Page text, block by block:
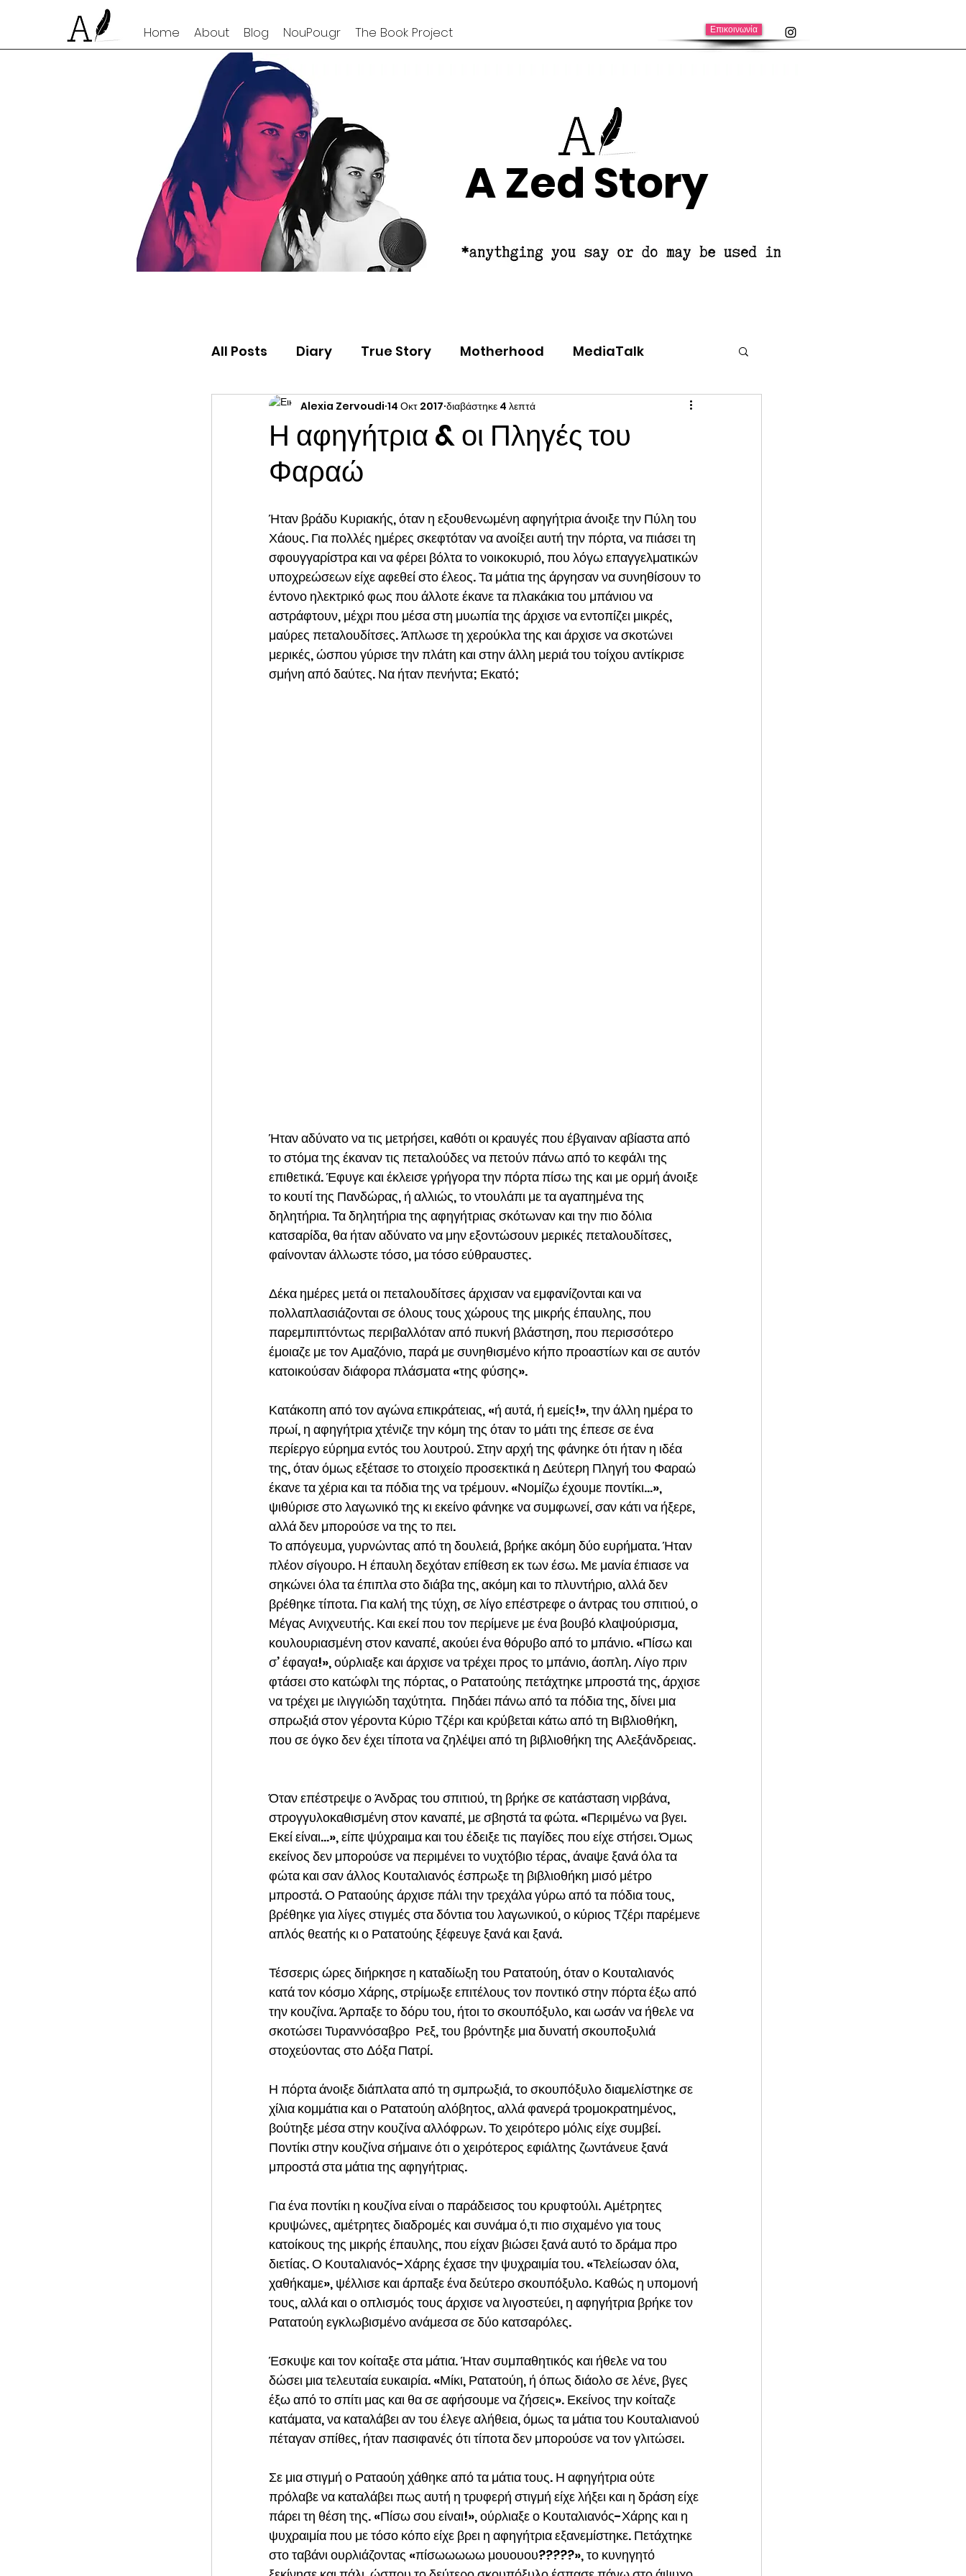
Home About Blog NouPou.gr The Book Project Επικοινωνία
A Zed Story
All Posts Diary True Story Motherhood MediaTalk
Low Society Just Fiction
Η αφηγήτρια & οι Πληγές του
Φαραώ
Alexia Zervoudi 14 Οκτ 2017 διαβάστηκε 4 λεπτά
Ήταν βράδυ Κυριακής, όταν η εξουθενωμένη αφηγήτρια άνοιξε την Πύλη του
Χάους. Για πολλές ημέρες σκεφτόταν να ανοίξει αυτή την πόρτα, να πιάσει τη
σφουγγαρίστρα και να φέρει βόλτα το νοικοκυριό, που λόγω επαγγελματικών
υποχρεώσεων είχε αφεθεί στο έλεος. Τα μάτια της άργησαν να συνηθίσουν το
έντονο ηλεκτρικό φως που άλλοτε έκανε τα πλακάκια του μπάνιου να
αστράφτουν, μέχρι που μέσα στη μυωπία της άρχισε να εντοπίζει μικρές,
μαύρες πεταλουδίτσες. Άπλωσε τη χερούκλα της και άρχισε να σκοτώνει
μερικές, ώσπου γύρισε την πλάτη και στην άλλη μεριά του τοίχου αντίκρισε
σμήνη από δαύτες. Να ήταν πενήντα; Εκατό;
Ήταν αδύνατο να τις μετρήσει, καθότι οι κραυγές που έβγαιναν αβίαστα από
το στόμα της έκαναν τις πεταλούδες να πετούν πάνω από το κεφάλι της
επιθετικά. Έφυγε και έκλεισε γρήγορα την πόρτα πίσω της και με ορμή άνοιξε
το κουτί της Πανδώρας, ή αλλιώς, το ντουλάπι με τα αγαπημένα της
δηλητήρια. Τα δηλητήρια της αφηγήτριας σκότωναν και την πιο δόλια
κατσαρίδα, θα ήταν αδύνατο να μην εξοντώσουν μερικές πεταλουδίτσες,
φαίνονταν άλλωστε τόσο, μα τόσο εύθραυστες.
Δέκα ημέρες μετά οι πεταλουδίτσες άρχισαν να εμφανίζονται και να
πολλαπλασιάζονται σε όλους τους χώρους της μικρής έπαυλης, που
παρεμπιπτόντως περιβαλλόταν από πυκνή βλάστηση, που περισσότερο
έμοιαζε με τον Αμαζόνιο, παρά με συνηθισμένο κήπο προαστίων και σε αυτόν
κατοικούσαν διάφορα πλάσματα «της φύσης».
Κατάκοπη από τον αγώνα επικράτειας, «ή αυτά, ή εμείς!», την άλλη ημέρα το
πρωί, η αφηγήτρια χτένιζε την κόμη της όταν το μάτι της έπεσε σε ένα
περίεργο εύρημα εντός του λουτρού. Στην αρχή της φάνηκε ότι ήταν η ιδέα
της, όταν όμως εξέτασε το στοιχείο προσεκτικά η Δεύτερη Πληγή του Φαραώ
έκανε τα χέρια και τα πόδια της να τρέμουν. «Νομίζω έχουμε ποντίκι…»,
ψιθύρισε στο λαγωνικό της κι εκείνο φάνηκε να συμφωνεί, σαν κάτι να ήξερε,
αλλά δεν μπορούσε να της το πει.
Το απόγευμα, γυρνώντας από τη δουλειά, βρήκε ακόμη δύο ευρήματα. Ήταν
πλέον σίγουρο. Η έπαυλη δεχόταν επίθεση εκ των έσω. Με μανία έπιασε να
σηκώνει όλα τα έπιπλα στο διάβα της, ακόμη και το πλυντήριο, αλλά δεν
βρέθηκε τίποτα. Για καλή της τύχη, σε λίγο επέστρεφε ο άντρας του σπιτιού, ο
Μέγας Ανιχνευτής. Και εκεί που τον περίμενε με ένα βουβό κλαψούρισμα,
κουλουριασμένη στον καναπέ, ακούει ένα θόρυβο από το μπάνιο. «Πίσω και
σ’ έφαγα!», ούρλιαξε και άρχισε να τρέχει προς το μπάνιο, άοπλη. Λίγο πριν
φτάσει στο κατώφλι της πόρτας, ο Ρατατούης πετάχτηκε μπροστά της, άρχισε
να τρέχει με ιλιγγιώδη ταχύτητα.  Πηδάει πάνω από τα πόδια της, δίνει μια
σπρωξιά στον γέροντα Κύριο Τζέρι και κρύβεται κάτω από τη Βιβλιοθήκη,
που σε όγκο δεν έχει τίποτα να ζηλέψει από τη βιβλιοθήκη της Αλεξάνδρειας.
Όταν επέστρεψε ο Άνδρας του σπιτιού, τη βρήκε σε κατάσταση νιρβάνα,
στρογγυλοκαθισμένη στον καναπέ, με σβηστά τα φώτα. «Περιμένω να βγει.
Εκεί είναι…», είπε ψύχραιμα και του έδειξε τις παγίδες που είχε στήσει. Όμως
εκείνος δεν μπορούσε να περιμένει το νυχτόβιο τέρας, άναψε ξανά όλα τα
φώτα και σαν άλλος Κουταλιανός έσπρωξε τη βιβλιοθήκη μισό μέτρο
μπροστά. Ο Ραταούης άρχισε πάλι την τρεχάλα γύρω από τα πόδια τους,
βρέθηκε για λίγες στιγμές στα δόντια του λαγωνικού, ο κύριος Τζέρι παρέμενε
απλός θεατής κι ο Ρατατούης ξέφευγε ξανά και ξανά.
Τέσσερις ώρες διήρκησε η καταδίωξη του Ρατατούη, όταν ο Κουταλιανός
κατά τον κόσμο Χάρης, στρίμωξε επιτέλους τον ποντικό στην πόρτα έξω από
την κουζίνα. Άρπαξε το δόρυ του, ήτοι το σκουπόξυλο, και ωσάν να ήθελε να
σκοτώσει Τυραννόσαβρο  Ρεξ, του βρόντηξε μια δυνατή σκουποξυλιά
στοχεύοντας στο Δόξα Πατρί.
Η πόρτα άνοιξε διάπλατα από τη σμπρωξιά, το σκουπόξυλο διαμελίστηκε σε
χίλια κομμάτια και ο Ρατατούη αλόβητος, αλλά φανερά τρομοκρατημένος,
βούτηξε μέσα στην κουζίνα αλλόφρων. Το χειρότερο μόλις είχε συμβεί.
Ποντίκι στην κουζίνα σήμαινε ότι ο χειρότερος εφιάλτης ζωντάνευε ξανά
μπροστά στα μάτια της αφηγήτριας.
Για ένα ποντίκι η κουζίνα είναι ο παράδεισος του κρυφτούλι. Αμέτρητες
κρυψώνες, αμέτρητες διαδρομές και συνάμα ό,τι πιο σιχαμένο για τους
κατοίκους της μικρής έπαυλης, που είχαν βιώσει ξανά αυτό το δράμα προ
διετίας. Ο Κουταλιανός-Χάρης έχασε την ψυχραιμία του. «Τελείωσαν όλα,
χαθήκαμε», ψέλλισε και άρπαξε ένα δεύτερο σκουπόξυλο. Καθώς η υπομονή
τους, αλλά και ο οπλισμός τους άρχισε να λιγοστεύει, η αφηγήτρια βρήκε τον
Ρατατούη εγκλωβισμένο ανάμεσα σε δύο κατσαρόλες.
Έσκυψε και τον κοίταξε στα μάτια. Ήταν συμπαθητικός και ήθελε να του
δώσει μια τελευταία ευκαιρία. «Μίκι, Ρατατούη, ή όπως διάολο σε λένε, βγες
έξω από το σπίτι μας και θα σε αφήσουμε να ζήσεις». Εκείνος την κοίταζε
κατάματα, να καταλάβει αν του έλεγε αλήθεια, όμως τα μάτια του Κουταλιανού
πέταγαν σπίθες, ήταν πασιφανές ότι τίποτα δεν μπορούσε να τον γλιτώσει.
Σε μια στιγμή ο Ραταούη χάθηκε από τα μάτια τους. Η αφηγήτρια ούτε
πρόλαβε να καταλάβει πως αυτή η τρυφερή στιγμή είχε λήξει και η δράση είχε
πάρει τη θέση της. «Πίσω σου είναι!», ούρλιαξε ο Κουταλιανός-Χάρης και η
ψυχραιμία που με τόσο κόπο είχε βρει η αφηγήτρια εξανεμίστηκε. Πετάχτηκε
στο ταβάνι ουρλιάζοντας «πίσωωωωω μουουου?????», το κυνηγητό